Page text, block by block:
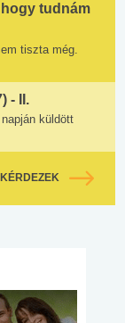
tudnám
tiszta még.
- II.
küldött